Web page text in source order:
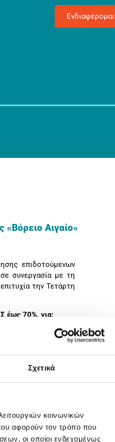
Σχετικά
κοινωνικών
αφορούν τον τρόπο που
οι οποίοι ενδεχομένως
Ενδιαφέρομαι
Αιγαίο»
επιδοτούμενων
σε συνεργασία με τη
την Τετάρτη
έως 70%, για:
σχετικά με
καινοτομίας στην
κατηγοριών